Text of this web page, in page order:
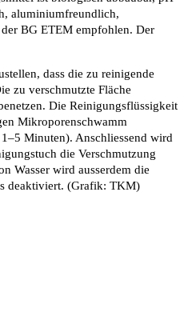
aluminiumfreundlich,
BG ETEM empfohlen. Der
dass die zu reinigende
zu verschmutzte Fläche
Die Reinigungsflüssigkeit
Mikroporenschwamm
Minuten). Anschliessend wird
die Verschmutzung
Wasser wird ausserdem die
deaktiviert. (Grafik: TKM)